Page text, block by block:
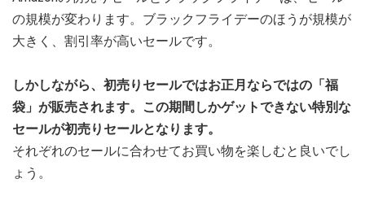
の規模が変わります。ブラックフライデーのほうが規模が
大きく、割引率が高いセールです。
しかしながら、初売りセールではお正月ならではの「福
袋」が販売されます。この期間しかゲットできない特別な
セールが初売りセールとなります。
それぞれのセールに合わせてお買い物を楽しむと良いでし
ょう。